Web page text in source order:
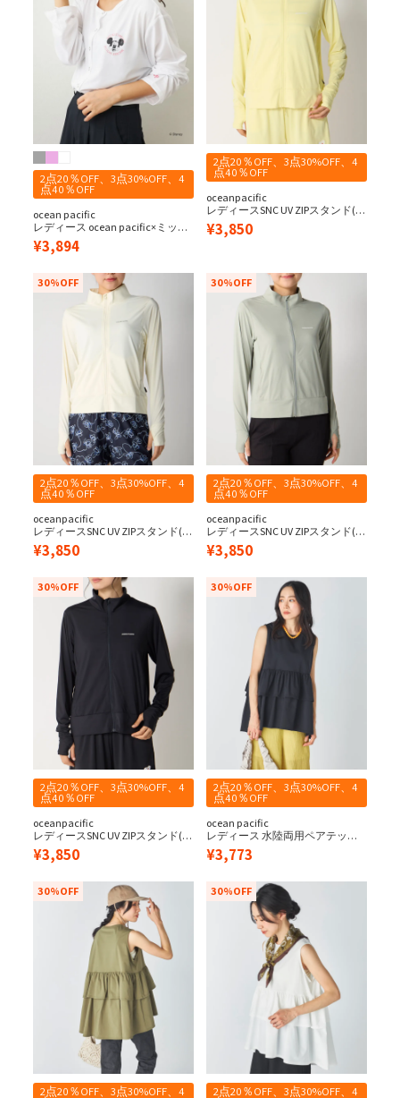
2点20％OFF、3点30%OFF、4
点40％OFF
ocean pacific
レディース ocean pacific×ミッキ
ー水陸両用カーデ
¥3,894
2点20％OFF、3点30%OFF、4
点40％OFF
oceanpacific
レディースSNC UV ZIPスタンド(接
触冷感)
¥3,850
2点20％OFF、3点30%OFF、4
点40％OFF
oceanpacific
レディースSNC UV ZIPスタンド(接
触冷感)
30%OFF
¥3,850
2点20％OFF、3点30%OFF、4
点40％OFF
oceanpacific
レディースSNC UV ZIPスタンド(接
触冷感)
30%OFF
¥3,850
2点20％OFF、3点30%OFF、4
点40％OFF
oceanpacific
レディースSNC UV ZIPスタンド(接
触冷感)
30%OFF
¥3,850
2点20％OFF、3点30%OFF、4
点40％OFF
ocean pacific
レディース 水陸両用ペアテック
スタンク
30%OFF
¥3,773
2点20％OFF、3点30%OFF、4
30%OFF
2点20％OFF、3点30%OFF、4
30%OFF